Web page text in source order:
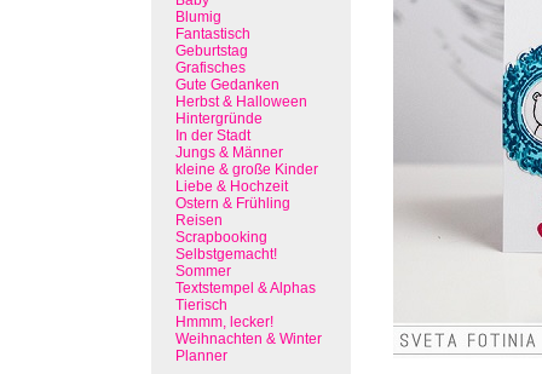
Blumig
Fantastisch
Geburtstag
Grafisches
Gute Gedanken
Herbst & Halloween
Hintergründe
In der Stadt
Jungs & Männer
kleine & große Kinder
Liebe & Hochzeit
Ostern & Frühling
Reisen
Scrapbooking
Selbstgemacht!
Sommer
Textstempel & Alphas
Tierisch
Hmmm, lecker!
Weihnachten & Winter
Planner